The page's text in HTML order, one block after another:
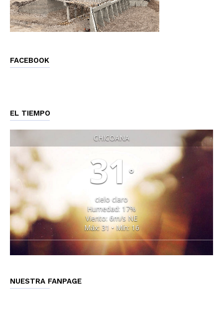
FACEBOOK
EL TIEMPO
CHICOANA
31 °
cielo claro
Humedad: 17%
Viento: 6m/s NE
Máx: 31 • Mín: 16
NUESTRA FANPAGE